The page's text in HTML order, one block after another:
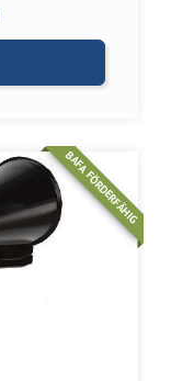
BAFA FÖRDERFÄHIG